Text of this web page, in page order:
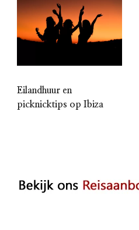
Eilandhuur en
picknicktips op Ibiza